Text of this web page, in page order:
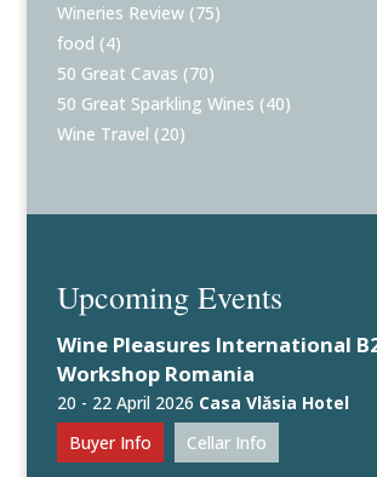
Wineries Review (75)
food (4)
50 Great Cavas (70)
50 Great Sparkling Wines (40)
Wine Travel (20)
Upcoming Events
Wine Pleasures International
Workshop Romania
20 - 22 April 2026 Casa Vlăsia Hotel
Buyer Info
Cellar Info